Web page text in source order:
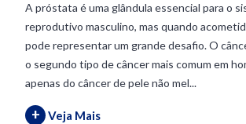
A próstata é uma glândula essencial para o
reprodutivo masculino, mas quando
pode representar um grande desafio. O
o segundo tipo de câncer mais comum em
apenas do câncer de pele não mel...
+ Veja Mais